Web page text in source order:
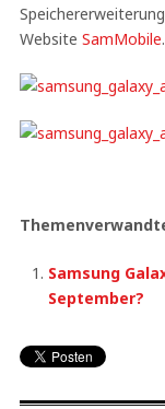
Website SamMobile.
Samsung
September?